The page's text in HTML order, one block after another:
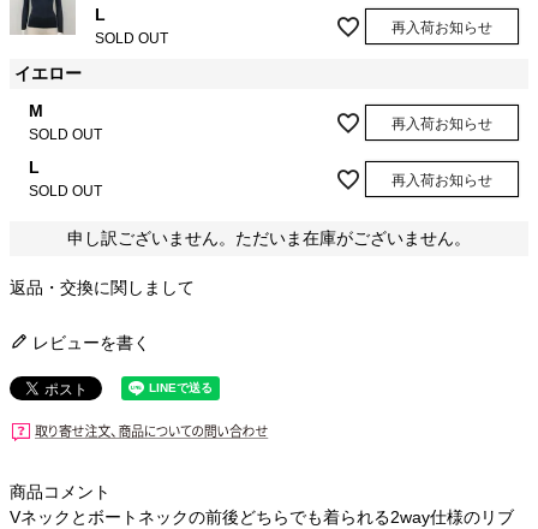
L
SOLD OUT
再入荷お知らせ
イエロー
M
SOLD OUT
再入荷お知らせ
L
SOLD OUT
再入荷お知らせ
申し訳ございません。ただいま在庫がございません。
返品・交換に関しまして
レビューを書く
商品コメント
Vネックとボートネックの前後どちらでも着られる2way仕様のリブ